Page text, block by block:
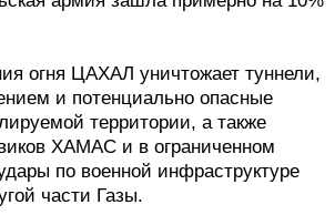
огня ЦАХАЛ уничтожает туннели,
и потенциально опасные
территории, а также
ХАМАС и в ограниченном
по военной инфраструктуре
части Газы.